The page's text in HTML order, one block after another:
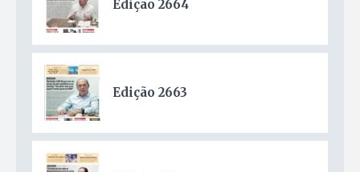
Edição 2664
Edição 2663